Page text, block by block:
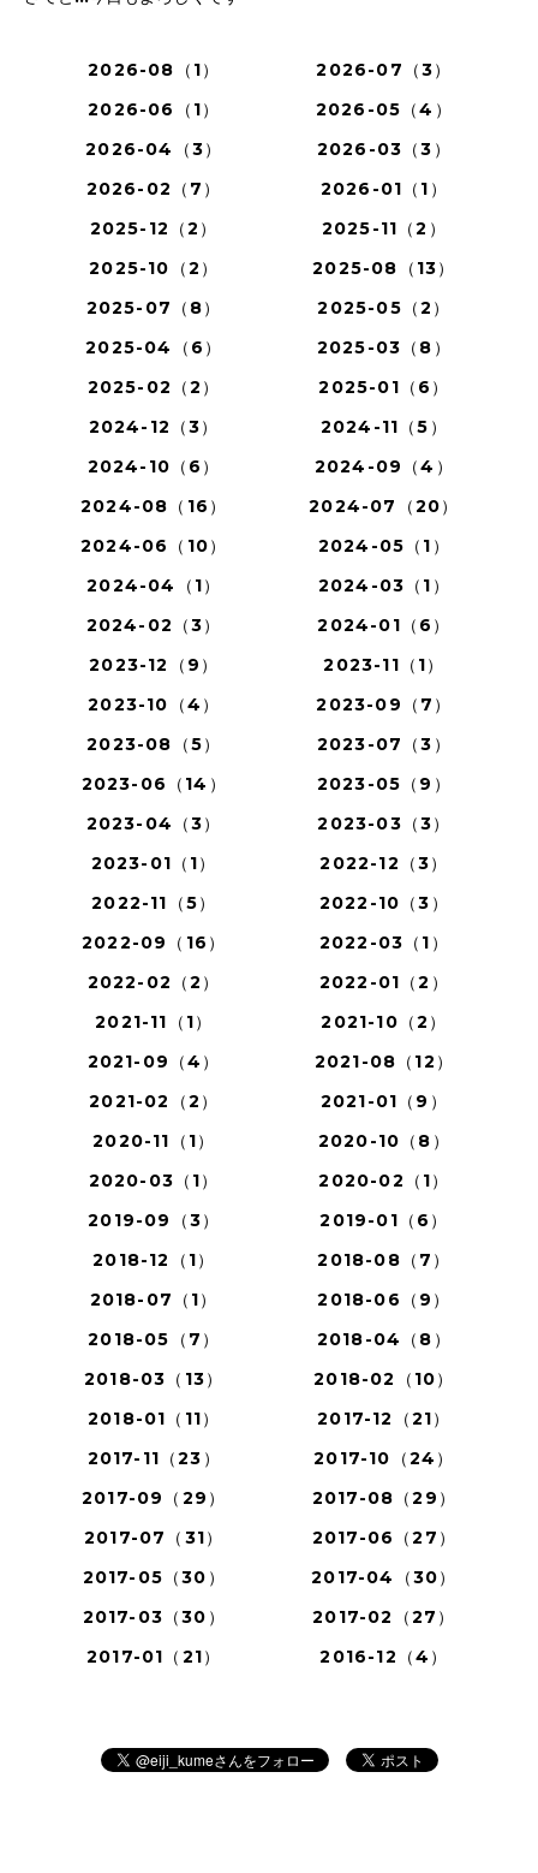
2026-08（1）
2026-07（3）
2026-06（1）
2026-05（4）
2026-04（3）
2026-03（3）
2026-02（7）
2026-01（1）
2025-12（2）
2025-11（2）
2025-10（2）
2025-08（13）
2025-07（8）
2025-05（2）
2025-04（6）
2025-03（8）
2025-02（2）
2025-01（6）
2024-12（3）
2024-11（5）
2024-10（6）
2024-09（4）
2024-08（16）
2024-07（20）
2024-06（10）
2024-05（1）
2024-04（1）
2024-03（1）
2024-02（3）
2024-01（6）
2023-12（9）
2023-11（1）
2023-10（4）
2023-09（7）
2023-08（5）
2023-07（3）
2023-06（14）
2023-05（9）
2023-04（3）
2023-03（3）
2023-01（1）
2022-12（3）
2022-11（5）
2022-10（3）
2022-09（16）
2022-03（1）
2022-02（2）
2022-01（2）
2021-11（1）
2021-10（2）
2021-09（4）
2021-08（12）
2021-02（2）
2021-01（9）
2020-11（1）
2020-10（8）
2020-03（1）
2020-02（1）
2019-09（3）
2019-01（6）
2018-12（1）
2018-08（7）
2018-07（1）
2018-06（9）
2018-05（7）
2018-04（8）
2018-03（13）
2018-02（10）
2018-01（11）
2017-12（21）
2017-11（23）
2017-10（24）
2017-09（29）
2017-08（29）
2017-07（31）
2017-06（27）
2017-05（30）
2017-04（30）
2017-03（30）
2017-02（27）
2017-01（21）
2016-12（4）